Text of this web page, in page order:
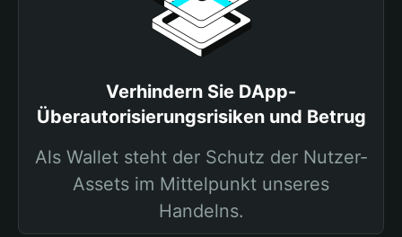
Verhindern Sie DApp-
Überautorisierungsrisiken und Betrug
Als Wallet steht der Schutz der Nutzer-
Assets im Mittelpunkt unseres
Handelns.